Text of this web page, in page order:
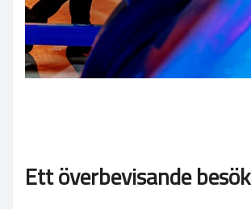
Ett överbevisande besök